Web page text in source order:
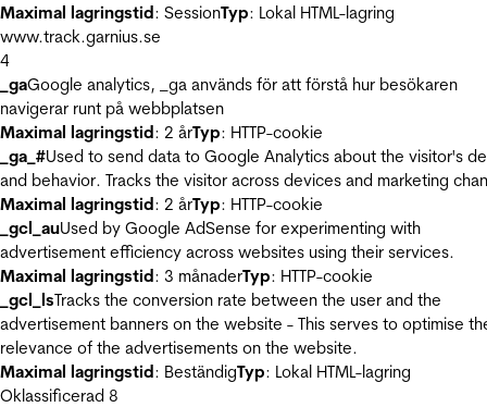
Maximal lagringstid: SessionTyp: Lokal HTML-lagring
www.track.garnius.se
4
_gaGoogle analytics, _ga används för att förstå hur besökaren
navigerar runt på webbplatsen
Maximal lagringstid: 2 årTyp: HTTP-cookie
_ga_#Used to send data to Google Analytics about the visitor's
and behavior. Tracks the visitor across devices and marketing
Maximal lagringstid: 2 årTyp: HTTP-cookie
_gcl_auUsed by Google AdSense for experimenting with
advertisement efficiency across websites using their services.
Maximal lagringstid: 3 månaderTyp: HTTP-cookie
_gcl_lsTracks the conversion rate between the user and the
advertisement banners on the website - This serves to optimise
relevance of the advertisements on the website.
Maximal lagringstid: BeständigTyp: Lokal HTML-lagring
Oklassificerad 8